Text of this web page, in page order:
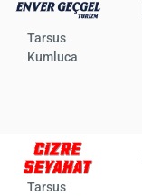
Tarsus
Kumluca
Tarsus